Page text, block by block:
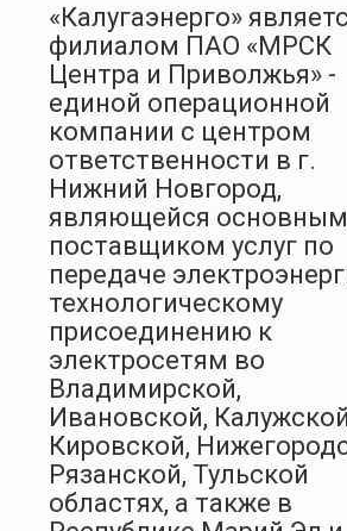
«Калугаэнерго»
филиалом ПАО «МРСК
Центра и Приволжья» -
единой операционной
компании с центром
ответственности в г.
Нижний Новгород,
являющейся основным
поставщиком услуг по
передаче
технологическому
присоединению к
электросетям во
Владимирской,
Ивановской,
Кировской,
Рязанской, Тульской
областях, а также в